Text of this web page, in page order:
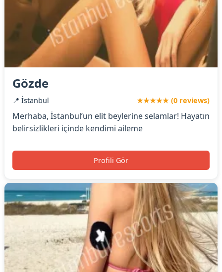
Gözde
📍 İstanbul ★★★★★ (0 reviews)
Merhaba, İstanbul’un elit beylerine selamlar! Hayatın
belirsizlikleri içinde kendimi aileme
Profili Gör